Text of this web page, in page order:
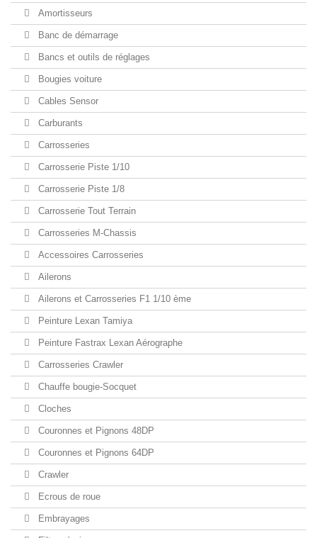
Amortisseurs
Banc de démarrage
Bancs et outils de réglages
Bougies voiture
Cables Sensor
Carburants
Carrosseries
Carrosserie Piste 1/10
Carrosserie Piste 1/8
Carrosserie Tout Terrain
Carrosseries M-Chassis
Accessoires Carrosseries
Ailerons
Ailerons et Carrosseries F1 1/10 ème
Peinture Lexan Tamiya
Peinture Fastrax Lexan Aérographe
Carrosseries Crawler
Chauffe bougie-Socquet
Cloches
Couronnes et Pignons 48DP
Couronnes et Pignons 64DP
Crawler
Ecrous de roue
Embrayages